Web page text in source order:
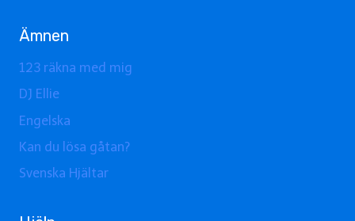
Ämnen
123 räkna med mig
DJ Ellie
Engelska
Kan du lösa gåtan?
Svenska Hjältar